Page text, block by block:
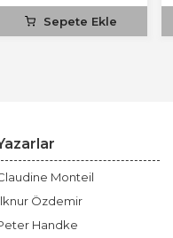
Sepete Ekle
Monteil
Özdemir
Handke